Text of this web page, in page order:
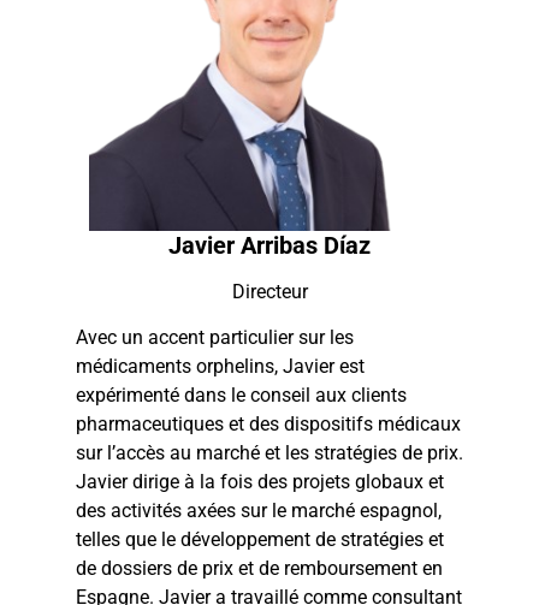
Javier Arribas Díaz
Directeur
Avec un accent particulier sur les
médicaments orphelins, Javier est
expérimenté dans le conseil aux clients
pharmaceutiques et des dispositifs médicaux
sur l’accès au marché et les stratégies de prix.
Javier dirige à la fois des projets globaux et
des activités axées sur le marché espagnol,
telles que le développement de stratégies et
de dossiers de prix et de remboursement en
Espagne. Javier a travaillé comme consultant